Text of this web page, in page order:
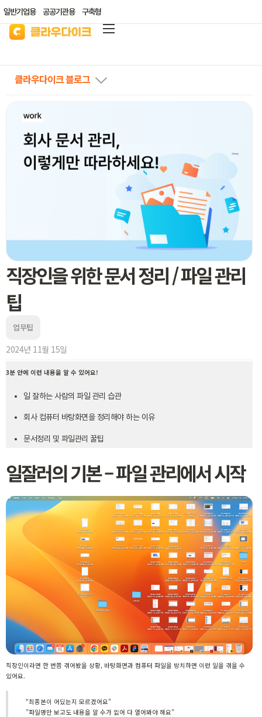
일반기업용 공공기관용 구축형
가격안내
산업별 솔루션
고객지원
클라우드 바우처
클라우다이크 블로그
직장인을 위한 문서 정리 / 파일 관리
팁
업무팁
2024년 11월 15일
3분 안에 이런 내용을 알 수 있어요!
일 잘하는 사람의 파일 관리 습관
회사 컴퓨터 바탕화면을 정리해야 하는 이유
문서정리 및 파일관리 꿀팁
일잘러의 기본 – 파일 관리에서 시작
직장인이라면 한 번쯤 겪어봤을 상황, 바탕화면과 컴퓨터 파일을 방치하면 이런 일을 겪을 수
있어요.
“최종본이 어딨는지 모르겠어요”
”파일명만 보고도 내용을 알 수가 없어 다 열어봐야 해요”